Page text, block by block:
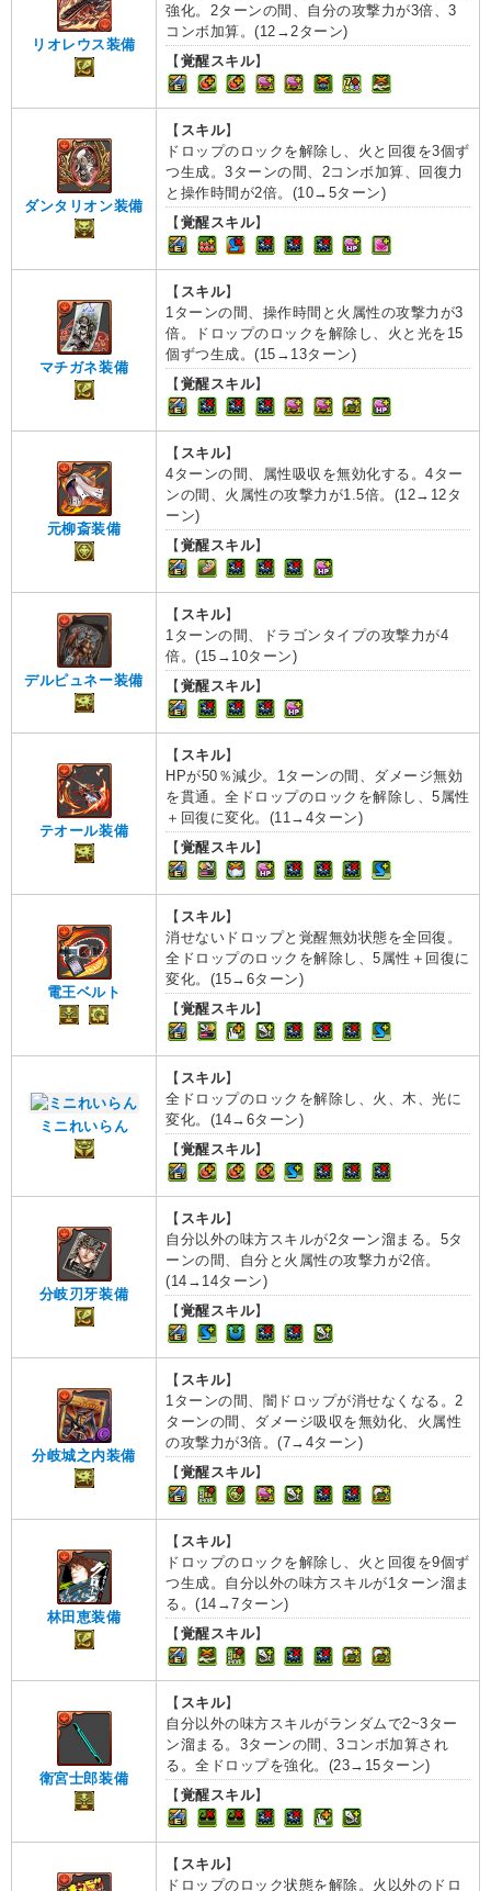
リオレウス装備
強化。2ターンの間、自分の攻撃力が3倍、3
コンボ加算。(12→2ターン)
【覚醒スキル】
ダンタリオン装備
【 スキル】
ドロップのロックを解除し、火と回復を3個ず
つ生成。3ターンの間、2コンボ加算、回復力
と操作時間が2倍。(10→5ターン)
【覚醒スキル】
マチガネ装備
【 スキル】
1ターンの間、操作時間と火属性の攻撃力が3
倍。ドロップのロックを解除し、火と光を15
個ずつ生成。(15→13ターン)
【覚醒スキル】
元柳斎装備
【 スキル】
4ターンの間、属性吸収を無効化する。4ター
ンの間、火属性の攻撃力が1.5倍。(12→12タ
ーン)
【覚醒スキル】
デルピュネー装備
【 スキル】
1ターンの間、ドラゴンタイプの攻撃力が4
倍。(15→10ターン)
【覚醒スキル】
テオール装備
【 スキル】
HPが50％減少。1ターンの間、ダメージ無効
を貫通。全ドロップのロックを解除し、5属性
＋回復に変化。(11→4ターン)
【覚醒スキル】
電王ベルト
【 スキル】
消せないドロップと覚醒無効状態を全回復。
全ドロップのロックを解除し、5属性＋回復に
変化。(15→6ターン)
【覚醒スキル】
ミニれいらん
【 スキル】
全ドロップのロックを解除し、火、木、光に
変化。(14→6ターン)
【覚醒スキル】
分岐刃牙装備
【 スキル】
自分以外の味方スキルが2ターン溜まる。5タ
ーンの間、自分と火属性の攻撃力が2倍。
(14→14ターン)
【覚醒スキル】
分岐城之内装備
【 スキル】
1ターンの間、闇ドロップが消せなくなる。2
ターンの間、ダメージ吸収を無効化、火属性
の攻撃力が3倍。(7→4ターン)
【覚醒スキル】
林田恵装備
【 スキル】
ドロップのロックを解除し、火と回復を9個ず
つ生成。自分以外の味方スキルが1ターン溜ま
る。(14→7ターン)
【覚醒スキル】
衛宮士郎装備
【 スキル】
自分以外の味方スキルがランダムで2~3ター
ン溜まる。3ターンの間、3コンボ加算され
る。全ドロップを強化。(23→15ターン)
【覚醒スキル】
【 スキル】
ドロップのロック状態を解除。火以外のドロ